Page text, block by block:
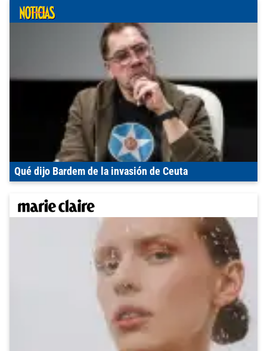
Qué dijo Bardem de la invasión de Ceuta